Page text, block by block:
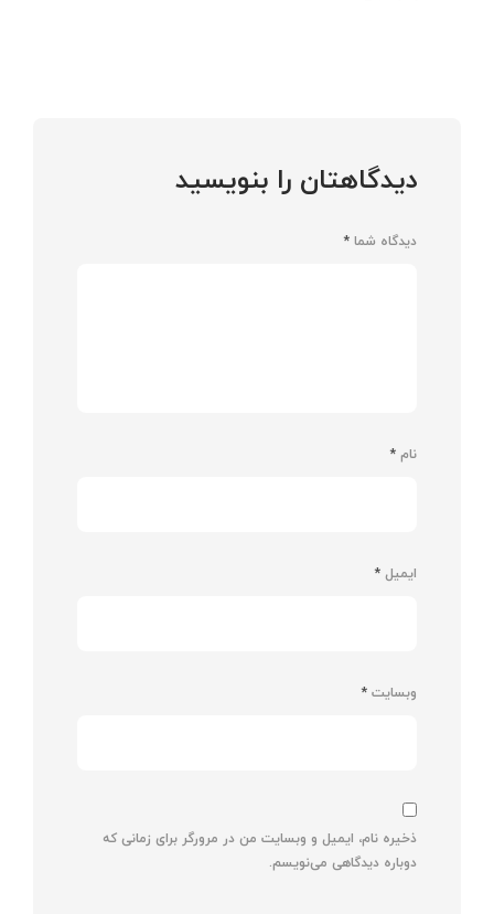
دیدگاهتان را بنویسید
دیدگاه شما *
نام *
ایمیل *
وبسایت *
ذخیره نام، ایمیل و وبسایت من در مرورگر برای زمانی که
دوباره دیدگاهی می‌نویسم.